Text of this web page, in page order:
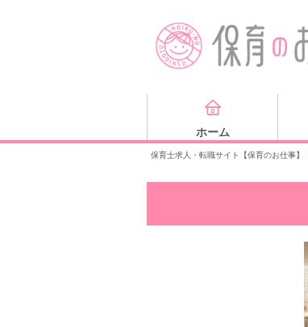
ホーム
保育士求人・転職サイト【保育のお仕事】